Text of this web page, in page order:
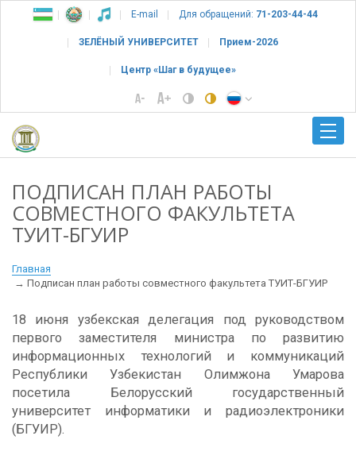
E-mail Для обращений: 71-203-44-44
ЗЕЛЁНЫЙ УНИВЕРСИТЕТ Прием-2026
Центр «Шаг в будущее»
ПОДПИСАН ПЛАН РАБОТЫ
СОВМЕСТНОГО ФАКУЛЬТЕТА
ТУИТ-БГУИР
Главная
Подписан план работы совместного факультета ТУИТ-БГУИР
18 июня узбекская делегация под руководством
первого заместителя министра по развитию
информационных технологий и коммуникаций
Республики Узбекистан Олимжона Умарова
посетила Белорусский государственный
университет информатики и радиоэлектроники
(БГУИР).